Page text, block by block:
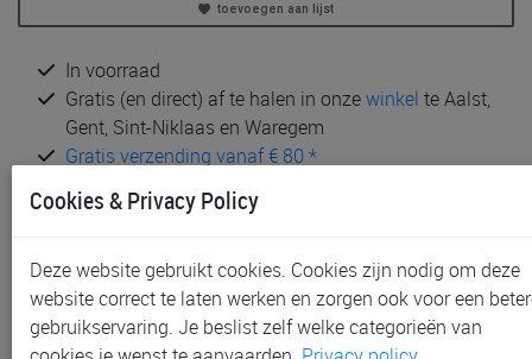
toevoegen aan lijst
In voorraad
Gratis (en direct) af te halen in onzewinkel te Aalst,
Gent, Sint-Niklaas en Waregem
Gratis verzending vanaf € 80 *
Cookies & Privacy Policy
Deze website gebruikt cookies. Cookies zijn nodig om deze
website correct te laten werken en zorgen ook voor een
gebruikservaring. Je beslist zelf welke categorieën van